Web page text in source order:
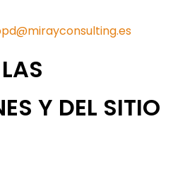
Y DEL SITIO